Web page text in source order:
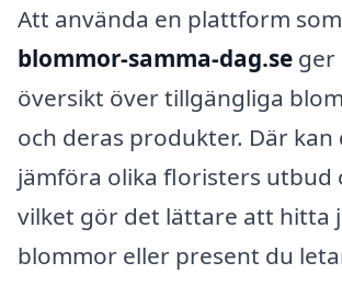
Att använda en plattform som
blommor-samma-dag.se ger
översikt över tillgängliga
och deras produkter. Där kan
jämföra olika floristers utbud
vilket gör det lättare att hitta
blommor eller present du